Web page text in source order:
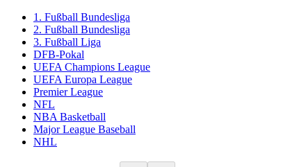
1. Fußball Bundesliga
2. Fußball Bundesliga
3. Fußball Liga
DFB-Pokal
UEFA Champions League
UEFA Europa League
Premier League
NFL
NBA Basketball
Major League Baseball
NHL